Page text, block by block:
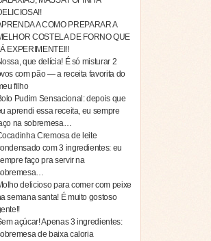
A COMO PREPARAR A
COSTELA DE FORNO QUE
EXPERIMENTEI!!
que delícia! É só misturar 2
com pão — a receita favorita do
filho
Pudim Sensacional: depois que
aprendi essa receita, eu sempre
na sobremesa…
Cremosa de leite
com 3 ingredientes: eu
faço pra servir na
delicioso para comer com peixe
semana santa! É muito gostoso
açúcar! Apenas 3 ingredientes:
de baixa caloria